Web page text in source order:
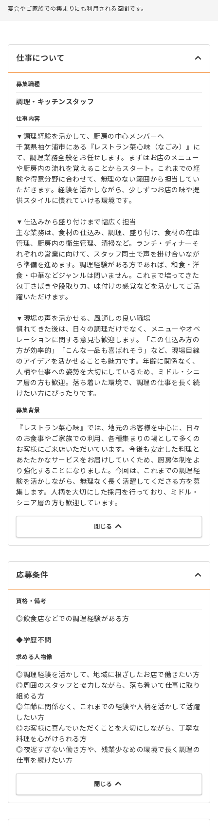
宴会やご家族での集まりにも利用される空間です。
仕事について
募集職種
調理・キッチンスタッフ
仕事内容
▼調理経験を活かして、厨房の中心メンバーへ
千葉県袖ケ浦市にある『レストラン菜心味（なごみ）』に
て、調理業務全般をお任せします。まずはお店のメニュー
や厨房内の流れを覚えることからスタート。これまでの経
験や得意分野に合わせて、無理のない範囲から担当してい
ただきます。経験を活かしながら、少しずつお店の味や提
供スタイルに慣れていける環境です。
▼仕込みから盛り付けまで幅広く担当
主な業務は、食材の仕込み、調理、盛り付け、食材の在庫
管理、厨房内の衛生管理、清掃など。ランチ・ディナーそ
れぞれの営業に向けて、スタッフ同士で声を掛け合いなが
ら準備を進めます。調理経験がある方であれば、和食・洋
食・中華などジャンルは問いません。これまで培ってきた
包丁さばきや段取り力、味付けの感覚などを活かしてご活
躍いただけます。
▼現場の声を活かせる、風通しの良い職場
慣れてきた後は、日々の調理だけでなく、メニューやオペ
レーションに関する意見も歓迎します。「この仕込み方の
方が効率的」「こんな一品も喜ばれそう」など、現場目線
のアイデアを活かせることも魅力です。年齢に関係なく、
人柄や仕事への姿勢を大切にしているため、ミドル・シニ
ア層の方も歓迎。落ち着いた環境で、調理の仕事を長く続
けたい方にぴったりです。
募集背景
『レストラン菜心味』では、地元のお客様を中心に、日々
のお食事やご家族での利用、各種集まりの場として多くの
お客様にご来店いただいています。今後も安定した料理と
あたたかなサービスをお届けしていくため、厨房体制をよ
り強化することになりました。今回は、これまでの調理経
験を活かしながら、無理なく長く活躍してくださる方を募
集します。人柄を大切にした採用を行っており、ミドル・
シニア層の方も歓迎しています。
閉じる
応募条件
資格・備考
◎飲食店などでの調理経験がある方
◆学歴不問
求める人物像
◎調理経験を活かして、地域に根ざしたお店で働きたい方
◎周囲のスタッフと協力しながら、落ち着いて仕事に取り
組める方
◎年齢に関係なく、これまでの経験や人柄を活かして活躍
したい方
◎お客様に喜んでいただくことを大切にしながら、丁寧な
料理を心がけられる方
◎夜遅すぎない働き方や、残業少なめの環境で長く調理の
仕事を続けたい方
閉じる